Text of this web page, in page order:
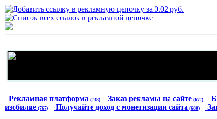
Рекламная платформа (738) Заказ рекламы на сайте (677)
изобилие (767) Получайте доход с монетизации сайта (680)